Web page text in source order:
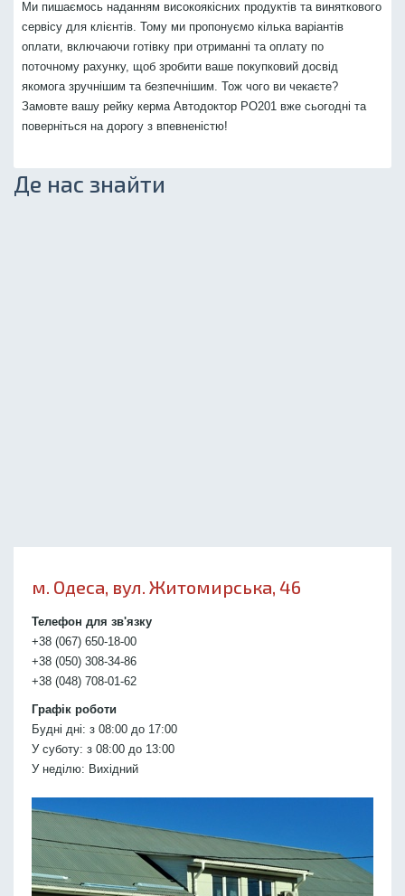
Ми пишаємось наданням високоякісних продуктів та виняткового
сервісу для клієнтів. Тому ми пропонуємо кілька варіантів
оплати, включаючи готівку при отриманні та оплату по
поточному рахунку, щоб зробити ваше покупковий досвід
якомога зручнішим та безпечнішим. Тож чого ви чекаєте?
Замовте вашу рейку керма Автодоктор PO201 вже сьогодні та
поверніться на дорогу з впевненістю!
Де нас знайти
м. Одеса, вул. Житомирська, 46
Телефон для зв'язку
+38 (067) 650-18-00
+38 (050) 308-34-86
+38 (048) 708-01-62
Графік роботи
Будні дні: з 08:00 до 17:00
У суботу: з 08:00 до 13:00
У неділю: Вихідний